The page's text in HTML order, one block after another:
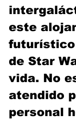
este
futurístico
de Star
vida. No
atendido
personal